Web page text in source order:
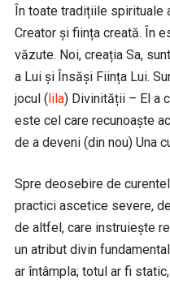
În toate tradițiile spirituale
Creator și ființa creată. În
văzute. Noi, creația Sa,
a Lui și Însăși Ființa Lui.
jocul (lila) Divinității – El a
este cel care recunoaște
de a deveni (din nou) Una
Spre deosebire de
practici ascetice severe,
de altfel, care instruiește
un atribut divin
ar întâmpla; totul ar fi